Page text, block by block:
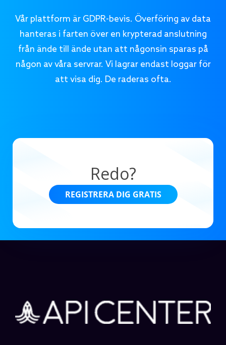
Vår plattform är GDPR-bevis. Överföring av data
hanteras i farten över en krypterad anslutning
från ände till ände utan att någonsin sparas på
någon av våra servrar. Vi lagrar endast loggar för
att visa dig. De raderas ofta.
Redo?
REGISTRERA DIG GRATIS